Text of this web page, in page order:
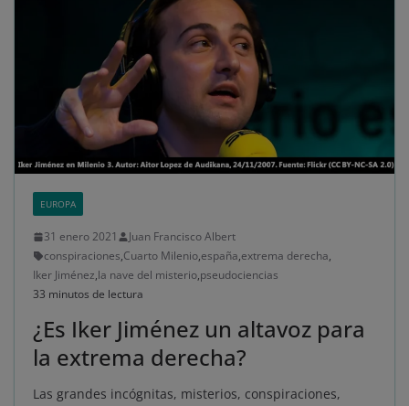
EUROPA
31 enero 2021
Juan Francisco Albert
conspiraciones,Cuarto Milenio,españa,extrema derecha,
Iker Jiménez,la nave del misterio,pseudociencias
33 minutos de lectura
¿Es Iker Jiménez un altavoz para
la extrema derecha?
Las grandes incógnitas, misterios, conspiraciones,